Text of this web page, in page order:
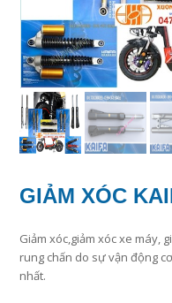
GIẢM XÓC
Giảm xóc,giảm xóc xe máy,
rung chấn do sự vận động
nhất.